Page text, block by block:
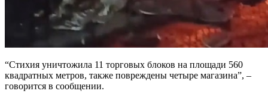
“Стихия уничтожила 11 торговых блоков на площади 560
квадратных метров, также повреждены четыре магазина”, –
говорится в сообщении.